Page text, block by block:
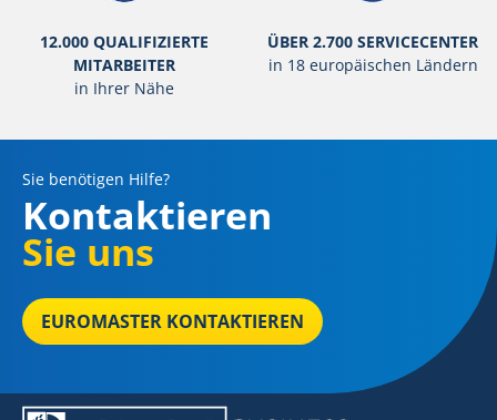
12.000 QUALIFIZIERTE
MITARBEITER
in Ihrer Nähe
ÜBER 2.700 SERVICECENTER
in 18 europäischen Ländern
Sie benötigen Hilfe?
Kontaktieren
Sie uns
EUROMASTER KONTAKTIEREN